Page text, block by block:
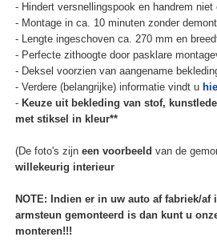
- Hindert versnellingspook en handrem
- Montage in ca. 10 minuten zonder
- Lengte ingeschoven ca. 270 mm en
- Perfecte zithoogte door pasklare
- Deksel voorzien van aangename
- Verdere (belangrijke) informatie vindt u
- Keuze uit bekleding van stof,
met stiksel in kleur**
(De foto's zijn een voorbeeld van de
willekeurig interieur
NOTE: Indien er in uw auto af fabriek/af
armsteun gemonteerd is dan kunt u
monteren!!!